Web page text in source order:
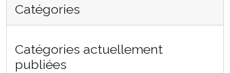
Catégories
Catégories actuellement
publiées